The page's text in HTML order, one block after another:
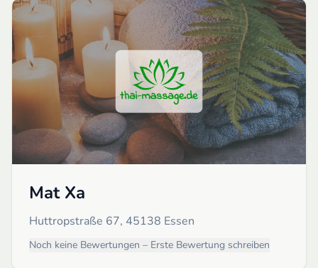
Mat Xa
Huttropstraße 67, 45138 Essen
Noch keine Bewertungen – Erste Bewertung schreiben